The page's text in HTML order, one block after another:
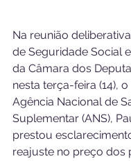
Na reunião
de Seguridade Social e
da Câmara dos
nesta terça-feira (14),
Agência Nacional de
Suplementar (ANS),
prestou
reajuste no preço dos